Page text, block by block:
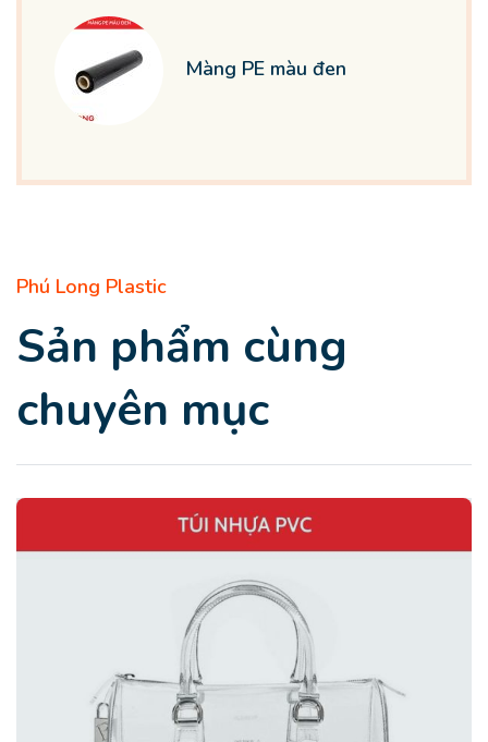
Màng PE màu đen
Phú Long Plastic
Sản phẩm cùng
chuyên mục